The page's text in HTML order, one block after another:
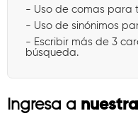
- Uso de comas para
- Uso de sinónimos
- Escribir más de 3
búsqueda.
Ingresa a